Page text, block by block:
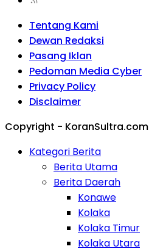
Tentang Kami
Dewan Redaksi
Pasang Iklan
Pedoman Media Cyber
Privacy Policy
Disclaimer
Copyright - KoranSultra.com
Kategori Berita
Berita Utama
Berita Daerah
Konawe
Kolaka
Kolaka Timur
Kolaka Utara